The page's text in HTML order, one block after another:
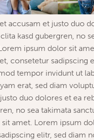
accusam et justo duo
kasd gubergren, no
ipsum dolor sit
consetetur sadipscing
tempor invidunt ut
erat, sed diam
duo dolores et ea
no sea takimata
amet. Lorem ipsum
elitr, sed diam